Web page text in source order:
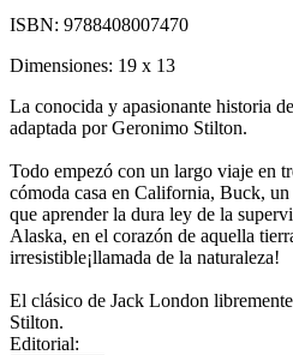
ISBN: 9788408007470
Dimensiones: 19 x 13
La conocida y apasionante historia
adaptada por Geronimo Stilton.
Todo empezó con un largo viaje en
cómoda casa en California, Buck,
que aprender la dura ley de la
Alaska, en el corazón de aquella
irresistible¡llamada de la naturaleza!
El clásico de Jack London
Stilton.
Editorial: